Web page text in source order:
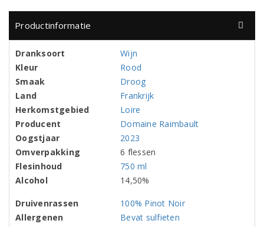
Productinformatie
Dranksoort
Wijn
Kleur
Rood
Smaak
Droog
Land
Frankrijk
Herkomstgebied
Loire
Producent
Domaine Raimbault
Oogstjaar
2023
Omverpakking
6 flessen
Flesinhoud
750 ml
Alcohol
14,50%
Druivenrassen
100% Pinot Noir
Allergenen
Bevat sulfieten